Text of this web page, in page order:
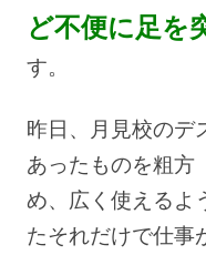
ど不便に足を
す。
昨日、月見校のデ
あったものを粗方
め、広く使えるよ
たそれだけで仕事